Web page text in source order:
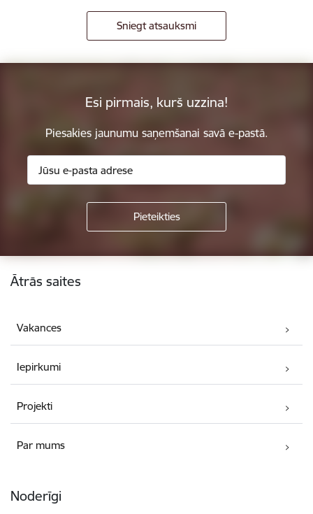
Sniegt atsauksmi
Esi pirmais, kurš uzzina!
Piesakies jaunumu saņemšanai savā e-pastā.
Kājene
Ātrās saites
Vakances
Iepirkumi
Projekti
Par mums
Noderīgi